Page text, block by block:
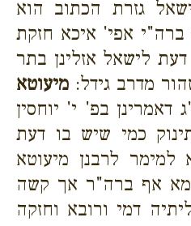
גזרת הכתוב הוא
ברה"י אפי' איכא חזקת
לישאל אזלינן בתר
מדרב גידל: מיעוטא
דאמרינן בפ' י' יוחסין
כמי שיש בו דעת
לרבנן מיעוטא
אף ברה"ר אך קשה
דמי ורובא וחזקה